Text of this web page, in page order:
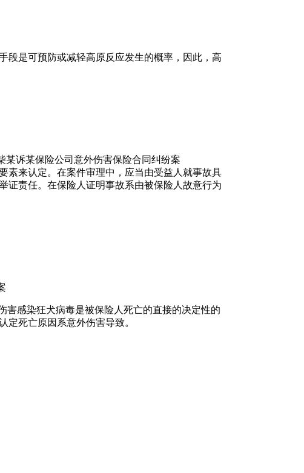
段是可预防或减轻高原反应发生的概率，因此，高
诉某保险公司意外伤害保险合同纠纷案
素来认定。在案件审理中，应当由受益人就事故具
证责任。在保险人证明事故系由被保险人故意行为
害感染狂犬病毒是被保险人死亡的直接的决定性的
定死亡原因系意外伤害导致。